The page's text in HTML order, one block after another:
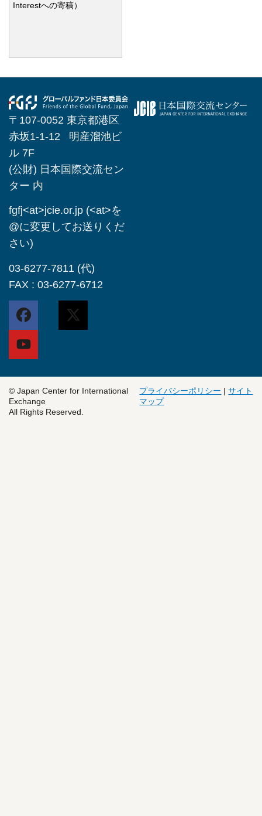
Interestへの寄稿）
〒107-0052 東京都港区
赤坂1-1-12 明産溜池ビ
ル 7F
(公財) 日本国際交流セン
ター 内
fgfj<at>jcie.or.jp (<at>を
@に変更してお送りくだ
さい)
03-6277-7811 (代)
FAX : 03-6277-6712
© Japan Center for International
Exchange
All Rights Reserved.
プライバシーポリシー |サイト
マップ